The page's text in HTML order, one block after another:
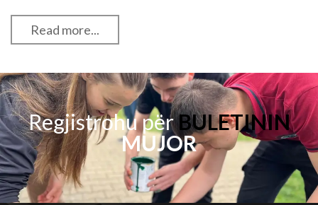
Read more...
Regjistrohu përBULETININ
MUJOR